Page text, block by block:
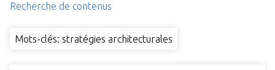
Recherche de contenus
Mots-clés: stratégies architecturales